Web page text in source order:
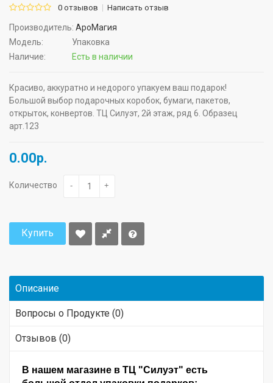
0 отзывов Написать отзыв
Производитель: АроМагия
Модель:
Упаковка
Наличие:
Есть в наличии
Красиво, аккуратно и недорого упакуем ваш подарок!
Большой выбор подарочных коробок, бумаги, пакетов,
открыток, конвертов. ТЦ Силуэт, 2й этаж, ряд 6. Образец
арт.123
0.00р.
Количество - +
Купить
Описание
Вопросы о Продукте (0)
Отзывов (0)
В нашем магазине в ТЦ "Силуэт" есть